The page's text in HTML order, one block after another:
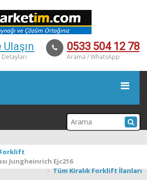
Ulaşın 0533 504 12 78
Arama / WhatsApp
Forklift
Jungheinrich Ejc216
Tüm Kiralık Forklift İlanları